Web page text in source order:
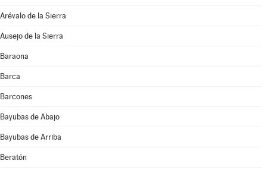
Arévalo de la Sierra
Ausejo de la Sierra
Baraona
Barca
Barcones
Bayubas de Abajo
Bayubas de Arriba
Beratón